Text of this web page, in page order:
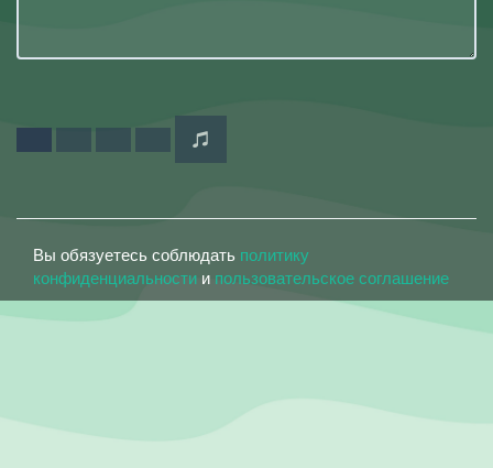
Вы обязуетесь соблюдать политику
конфиденциальности и пользовательское соглашение